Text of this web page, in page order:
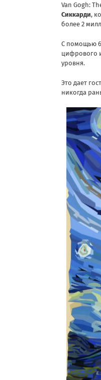
Van Gogh:
Сиккарди,
более 2
С помощью
цифрового
уровня.
Это дает
никогда